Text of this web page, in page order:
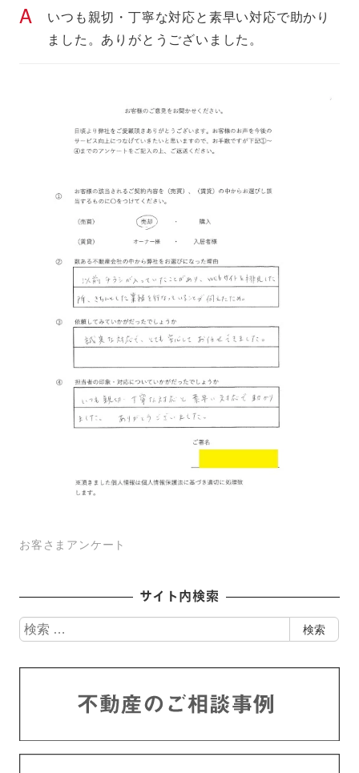
A
いつも親切・丁寧な対応と素早い対応で助かり
ました。ありがとうございました。
お客さまアンケート
サイト内検索
検
索
検索